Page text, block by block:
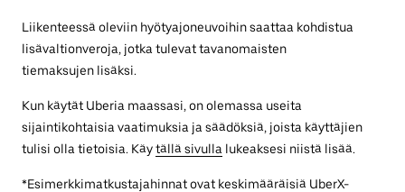
Liikenteessä oleviin hyötyajoneuvoihin saattaa kohdistua
lisävaltionveroja, jotka tulevat tavanomaisten
tiemaksujen lisäksi.
Kun käytät Uberia maassasi, on olemassa useita
sijaintikohtaisia vaatimuksia ja säädöksiä, joista käyttäjien
tulisi olla tietoisia. Käytällä sivulla lukeaksesi niistä lisää.
*Esimerkkimatkustajahinnat ovat keskimääräisiä UberX-